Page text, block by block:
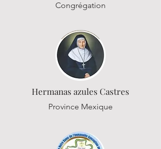
Congrégation
Hermanas azules Castres
Province Mexique